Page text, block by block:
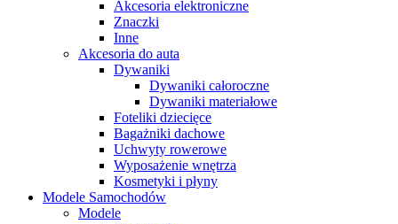
Akcesoria elektroniczne
Znaczki
Inne
Akcesoria do auta
Dywaniki
Dywaniki całoroczne
Dywaniki materiałowe
Foteliki dziecięce
Bagażniki dachowe
Uchwyty rowerowe
Wyposażenie wnętrza
Kosmetyki i płyny
Modele Samochodów
Modele